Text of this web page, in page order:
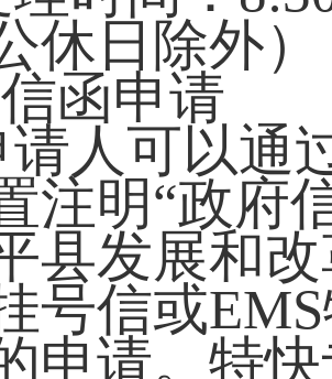
休日除外）
函申请
请人可以通
注明“政府
县发展和
号信或
申请。特